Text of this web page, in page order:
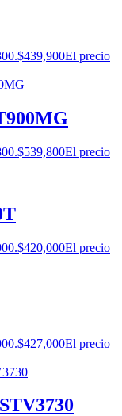
$439,900El precio
$539,800El precio
$420,000El precio
$427,000El precio